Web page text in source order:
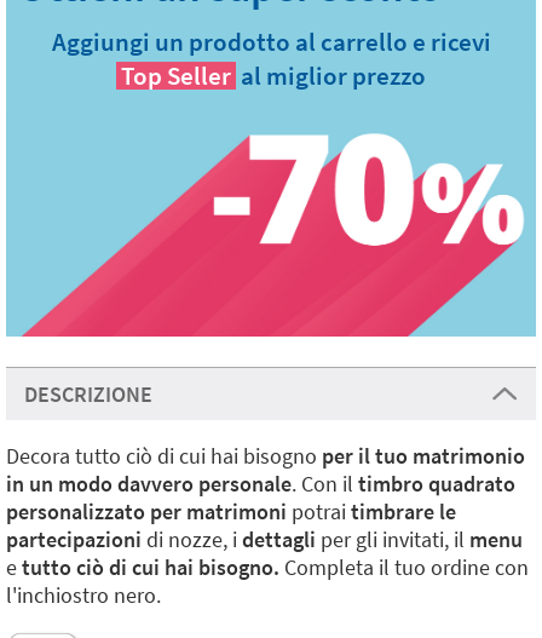
Aggiungi un prodotto al carrello e ricevi
Top Seller al miglior prezzo
DESCRIZIONE
Decora tutto ciò di cui hai bisogno per il tuo matrimonio
in un modo davvero personale. Con il timbro quadrato
personalizzato per matrimoni potraitimbrare le
partecipazioni di nozze, idettagli per gli invitati, il menu
etutto ciò di cui hai bisogno. Completa il tuo ordine con
l'inchiostro nero.